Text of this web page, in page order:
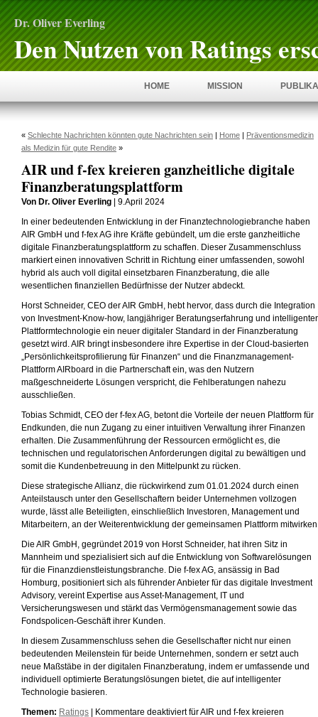
Dr. Oliver Everling
Den Nutzen von Ratings
HOME MISSION
« Schlechte Nachrichten könnten gute Nachrichten sein | Home | Präventionsmedizin
als Medizin für gute Rendite »
AIR und f-fex kreieren ganzheitliche digitale
Finanzberatungsplattform
Von Dr. Oliver Everling | 9.April 2024
In einer bedeutenden Entwicklung in der Finanztechnologiebranche haben
AIR GmbH und f-fex AG ihre Kräfte gebündelt, um die erste ganzheitliche
digitale Finanzberatungsplattform zu schaffen. Dieser Zusammenschluss
markiert einen innovativen Schritt in Richtung einer umfassenden, sowohl
hybrid als auch voll digital einsetzbaren Finanzberatung, die alle
wesentlichen finanziellen Bedürfnisse der Nutzer abdeckt.
Horst Schneider, CEO der AIR GmbH, hebt hervor, dass durch die Integration
von Investment-Know-how, langjähriger Beratungserfahrung und intelligenter
Plattformtechnologie ein neuer digitaler Standard in der Finanzberatung
gesetzt wird. AIR bringt insbesondere ihre Expertise in der Cloud-basierten
„Persönlichkeitsprofilierung für Finanzen“ und die Finanzmanagement-
Plattform AIRboard in die Partnerschaft ein, was den Nutzern
maßgeschneiderte Lösungen verspricht, die Fehlberatungen nahezu
ausschließen.
Tobias Schmidt, CEO der f-fex AG, betont die Vorteile der neuen Plattform für
Endkunden, die nun Zugang zu einer intuitiven Verwaltung ihrer Finanzen
erhalten. Die Zusammenführung der Ressourcen ermöglicht es, die
technischen und regulatorischen Anforderungen digital zu bewältigen und
somit die Kundenbetreuung in den Mittelpunkt zu rücken.
Diese strategische Allianz, die rückwirkend zum 01.01.2024 durch einen
Anteilstausch unter den Gesellschaftern beider Unternehmen vollzogen
wurde, lässt alle Beteiligten, einschließlich Investoren, Management und
Mitarbeitern, an der Weiterentwicklung der gemeinsamen Plattform
Die AIR GmbH, gegründet 2019 von Horst Schneider, hat ihren Sitz in
Mannheim und spezialisiert sich auf die Entwicklung von Softwarelösungen
für die Finanzdienstleistungsbranche. Die f-fex AG, ansässig in Bad
Homburg, positioniert sich als führender Anbieter für das digitale Investment
Advisory, vereint Expertise aus Asset-Management, IT und
Versicherungswesen und stärkt das Vermögensmanagement sowie das
Fondspolicen-Geschäft ihrer Kunden.
In diesem Zusammenschluss sehen die Gesellschafter nicht nur einen
bedeutenden Meilenstein für beide Unternehmen, sondern er setzt auch
neue Maßstäbe in der digitalen Finanzberatung, indem er umfassende und
individuell optimierte Beratungslösungen bietet, die auf intelligenter
Technologie basieren.
Themen: Ratings Kommentare deaktiviertfür AIR und f-fex kreieren